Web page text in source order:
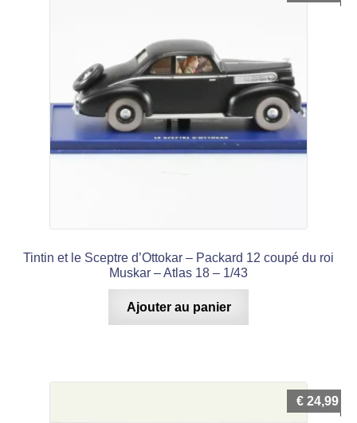
Tintin et le Sceptre d’Ottokar – Packard 12 coupé du roi
Muskar – Atlas 18 – 1/43
Ajouter au panier
€ 24,99